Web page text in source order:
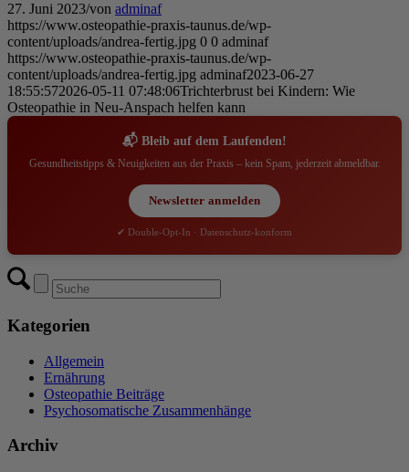
27. Juni 2023/von adminaf
https://www.osteopathie-praxis-taunus.de/wp-
content/uploads/andrea-fertig.jpg 0 0 adminaf
https://www.osteopathie-praxis-taunus.de/wp-
content/uploads/andrea-fertig.jpg adminaf2023-06-27
18:55:572026-05-11 07:48:06Trichterbrust bei Kindern: Wie
Osteopathie in Neu-Anspach helfen kann
📬 Bleib auf dem Laufenden!
Gesundheitstipps & Neuigkeiten aus der Praxis – kein Spam, jederzeit abmeldbar.
Newsletter anmelden
✔ Double-Opt-In · Datenschutz-konform
Kategorien
Allgemein
Ernährung
Osteopathie Beiträge
Psychosomatische Zusammenhänge
Archiv